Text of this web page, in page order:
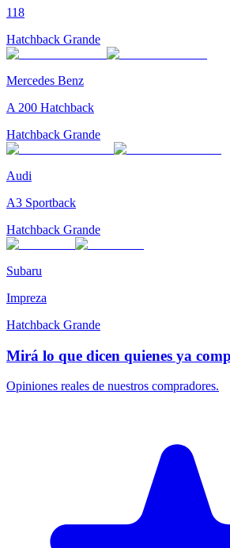
118
Hatchback Grande
Mercedes Benz
A 200 Hatchback
Hatchback Grande
Audi
A3 Sportback
Hatchback Grande
Subaru
Impreza
Hatchback Grande
Mirá lo que dicen quienes ya
Opiniones reales de nuestros compradores.